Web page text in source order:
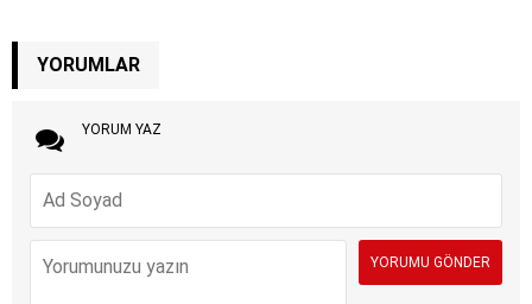
YORUMLAR
YORUM YAZ